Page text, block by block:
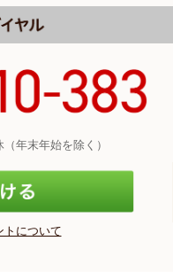
年末年始を除く）
トについて